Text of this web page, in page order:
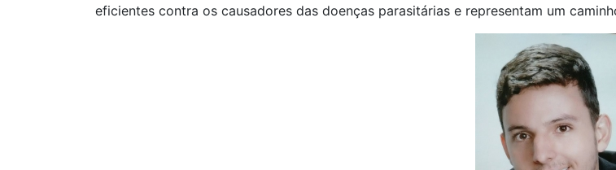
eficientes contra os causadores das doenças parasitárias e representam um